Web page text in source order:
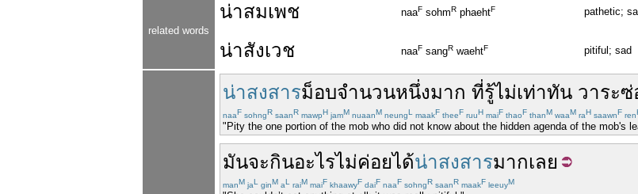
related words
น่าสมเพช naaF sohmR phaehtF pathetic;
น่าสังเวช naaF sangR waehtF pitiful; sad
น่าสงสารม็อบจำนวนหนึ่งมาก ที่รู้ไม่เท่าทัน วาระซ่
naaF sohngR saanR mawpH jamM nuaanM neungL maakF theeF ruuH maiF thaoF thanM waaM raH saawnF ren
"Pity the one portion of the mob who did not know about the hidden agenda of the mob's
มันจะกินอะไรไม่ค่อยได้น่าสงสารมากเลย
manM jaL ginM aL raiM maiF khaawyF daiF naaF sohngR saanR maakF leeuyM